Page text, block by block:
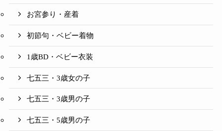
お宮参り・産着
初節句・ベビー着物
1歳BD・ベビー衣装
七五三・3歳女の子
七五三・3歳男の子
七五三・5歳男の子